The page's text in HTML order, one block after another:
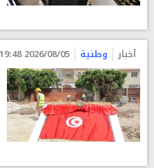
أخبار وطنية 2026/08/05 19:48